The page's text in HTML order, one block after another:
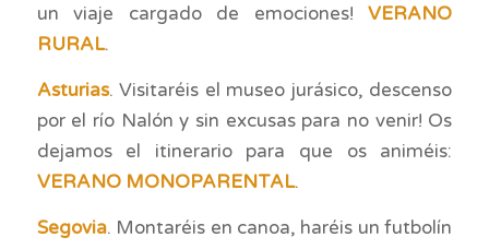
un viaje cargado de emociones!VERANO
RURAL.
Asturias. Visitaréis el museo jurásico, descenso
por el río Nalón y sin excusas para no venir! Os
dejamos el itinerario para que os animéis:
VERANO MONOPARENTAL.
Segovia. Montaréis en canoa, haréis un futbolín